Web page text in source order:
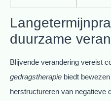
duurzame
Blijvende verandering vereist
gedragstherapie biedt
herstructureren van negatieve